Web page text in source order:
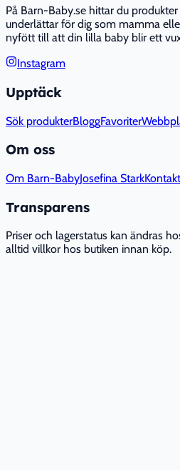
På Barn-Baby.se hittar du
underlättar för dig som mamma
nyfött till att din lilla baby blir ett
Instagram
Upptäck
Sök produkterBloggFavoriter
Om oss
Om Barn-BabyJosefina StarkKontakt
Transparens
Priser och lagerstatus kan ändras
alltid villkor hos butiken innan köp.